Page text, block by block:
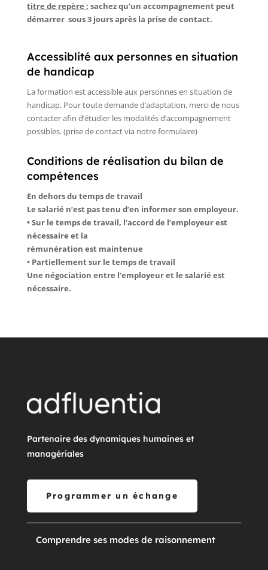
titre de repère : sachez qu’un accompagnement peut
démarrer sous 3 jours après la prise de contact.
Accessiblité aux personnes en situation
de handicap
La formation est accessible aux personnes en situation de
handicap. Pour toute demande d’adaptation, merci de nous
contacter afin d’étudier les modalités d’accompagnement
possibles. (prise de contact via notre formulaire)
Conditions de réalisation du bilan de
compétences
En dehors du temps de travail
Le salarié n’est pas tenu d’en informer son employeur.
• Sur le temps de travail, l’accord de l’employeur est
nécessaire et la
rémunération est maintenue
• Partiellement sur le temps de travail
Une négociation entre l’employeur et le salarié est
nécessaire.
Partenaire des dynamiques humaines et
managériales
Programmer un échange
Comprendre ses modes de raisonnement